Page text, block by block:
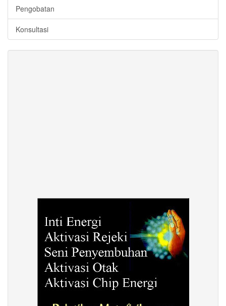
Pengobatan
Konsultasi